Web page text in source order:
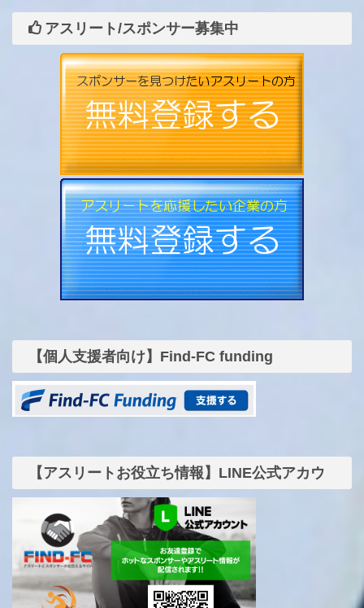
アスリート/スポンサー募集中
【個人支援者向け】Find-FC funding
【アスリートお役立ち情報】LINE公式アカウ